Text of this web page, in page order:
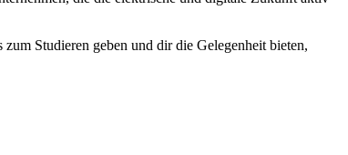
Studieren geben und dir die Gelegenheit bieten,